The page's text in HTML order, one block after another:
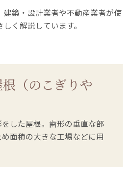
建築・設計業者や不動産業者が使
く解説しています。
（のこぎりや
した屋根。歯形の垂直な部
面積の大きな工場などに用